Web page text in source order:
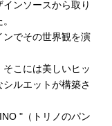
ンソースから取り
でその世界観を演
こには美しいヒッ
ルエットが構築さ
"（トリノのパン